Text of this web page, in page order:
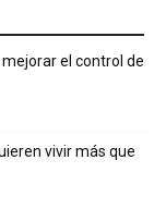
el control de
vivir más que